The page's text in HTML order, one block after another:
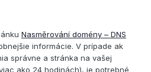
Nasměrování domény – DNS
informácie. V prípade ak
správne a stránka na vašej
ako 24 hodinách), je potrebné